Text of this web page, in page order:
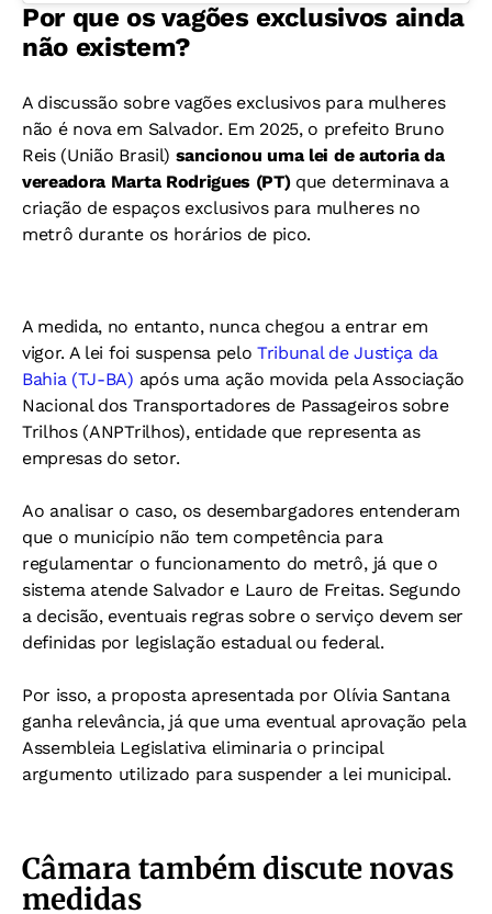
Por que os vagões exclusivos ainda
não existem?
A discussão sobre vagões exclusivos para mulheres
não é nova em Salvador. Em 2025, o prefeito Bruno
Reis (União Brasil) sancionou uma lei de autoria da
vereadora Marta Rodrigues (PT) que determinava a
criação de espaços exclusivos para mulheres no
metrô durante os horários de pico.
A medida, no entanto, nunca chegou a entrar em
vigor. A lei foi suspensa peloTribunal de Justiça da
Bahia (TJ-BA) após uma ação movida pela Associação
Nacional dos Transportadores de Passageiros sobre
Trilhos (ANPTrilhos), entidade que representa as
empresas do setor.
Ao analisar o caso, os desembargadores entenderam
que o município não tem competência para
regulamentar o funcionamento do metrô, já que o
sistema atende Salvador e Lauro de Freitas. Segundo
a decisão, eventuais regras sobre o serviço devem ser
definidas por legislação estadual ou federal.
Por isso, a proposta apresentada por Olívia Santana
ganha relevância, já que uma eventual aprovação pela
Assembleia Legislativa eliminaria o principal
argumento utilizado para suspender a lei municipal.
Câmara também discute novas
medidas